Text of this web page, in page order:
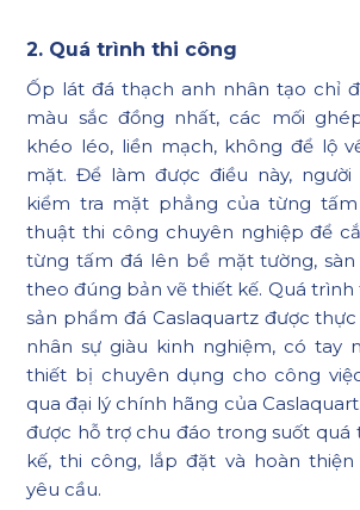
2. Quá trình thi công
Ốp lát đá thạch anh nhân tạo chỉ
màu sắc đồng nhất, các mối
khéo léo, liền mạch, không để lộ
mặt. Để làm được điều này,
kiểm tra mặt phẳng của từng
thuật thi công chuyên nghiệp để
từng tấm đá lên bề mặt tường,
theo đúng bản vẽ thiết kế. Quá trình
sản phẩm đá Caslaquartz được
nhân sự giàu kinh nghiệm, có tay
thiết bị chuyên dụng cho công
qua đại lý chính hãng của
được hỗ trợ chu đáo trong suốt quá
kế, thi công, lắp đặt và hoàn
yêu cầu.